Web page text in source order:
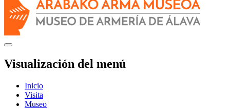
Visualización del menú
Inicio
Visita
Museo